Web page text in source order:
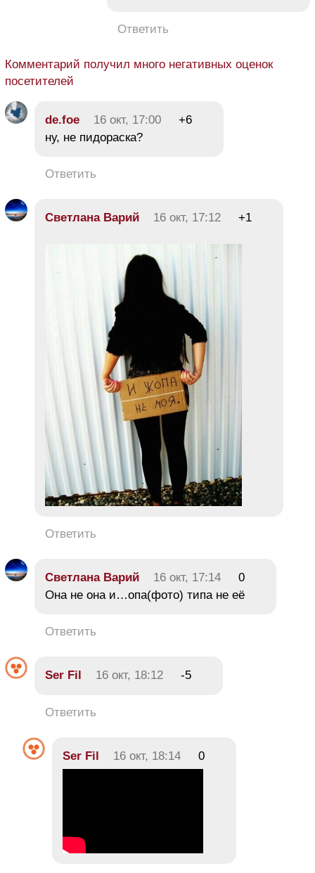
Ответить
Комментарий получил много негативных оценок
посетителей
de.foe 16 окт, 17:00
+6
ну, не пидopacка?
Ответить
Светлана Варий 16 окт, 17:12 +1
Ответить
Светлана Варий 16 окт, 17:14
0
Она не она и…опа(фото) типа не её
Ответить
Ser Fil 16 окт, 18:12 -5
Ответить
Ser Fil 16 окт, 18:14 0